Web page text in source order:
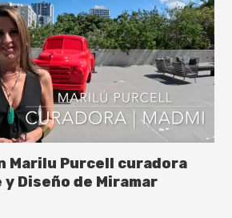
Marilu Purcell curadora
Diseño de Miramar